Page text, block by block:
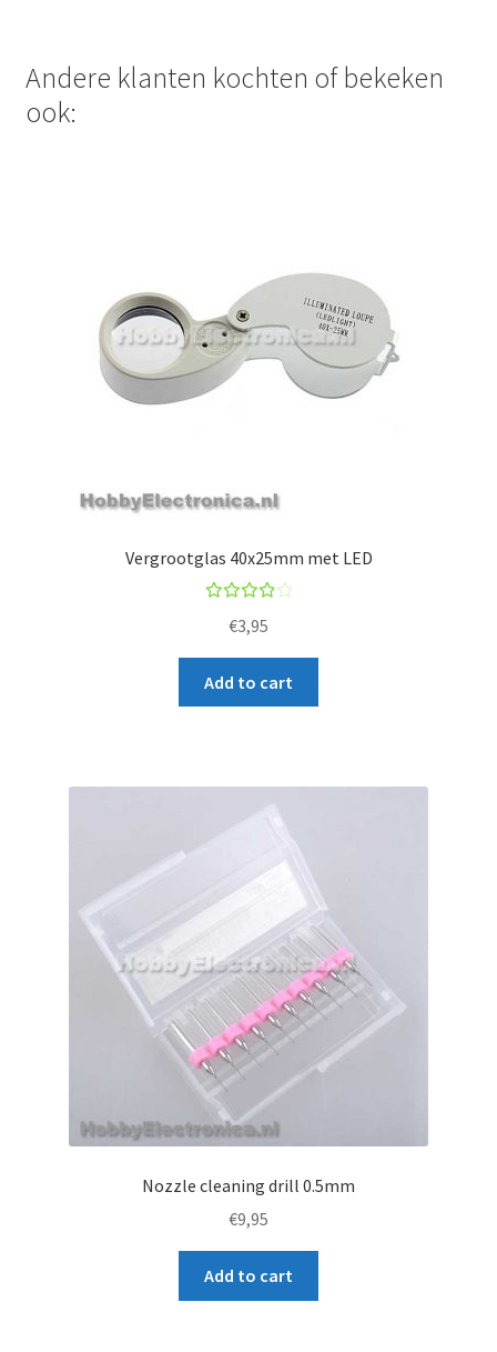
Andere klanten kochten of bekeken
ook:
Vergrootglas 40x25mm met LED
4.00
out of
5
€3,95
Add to cart
Nozzle cleaning drill 0.5mm
€9,95
Add to cart